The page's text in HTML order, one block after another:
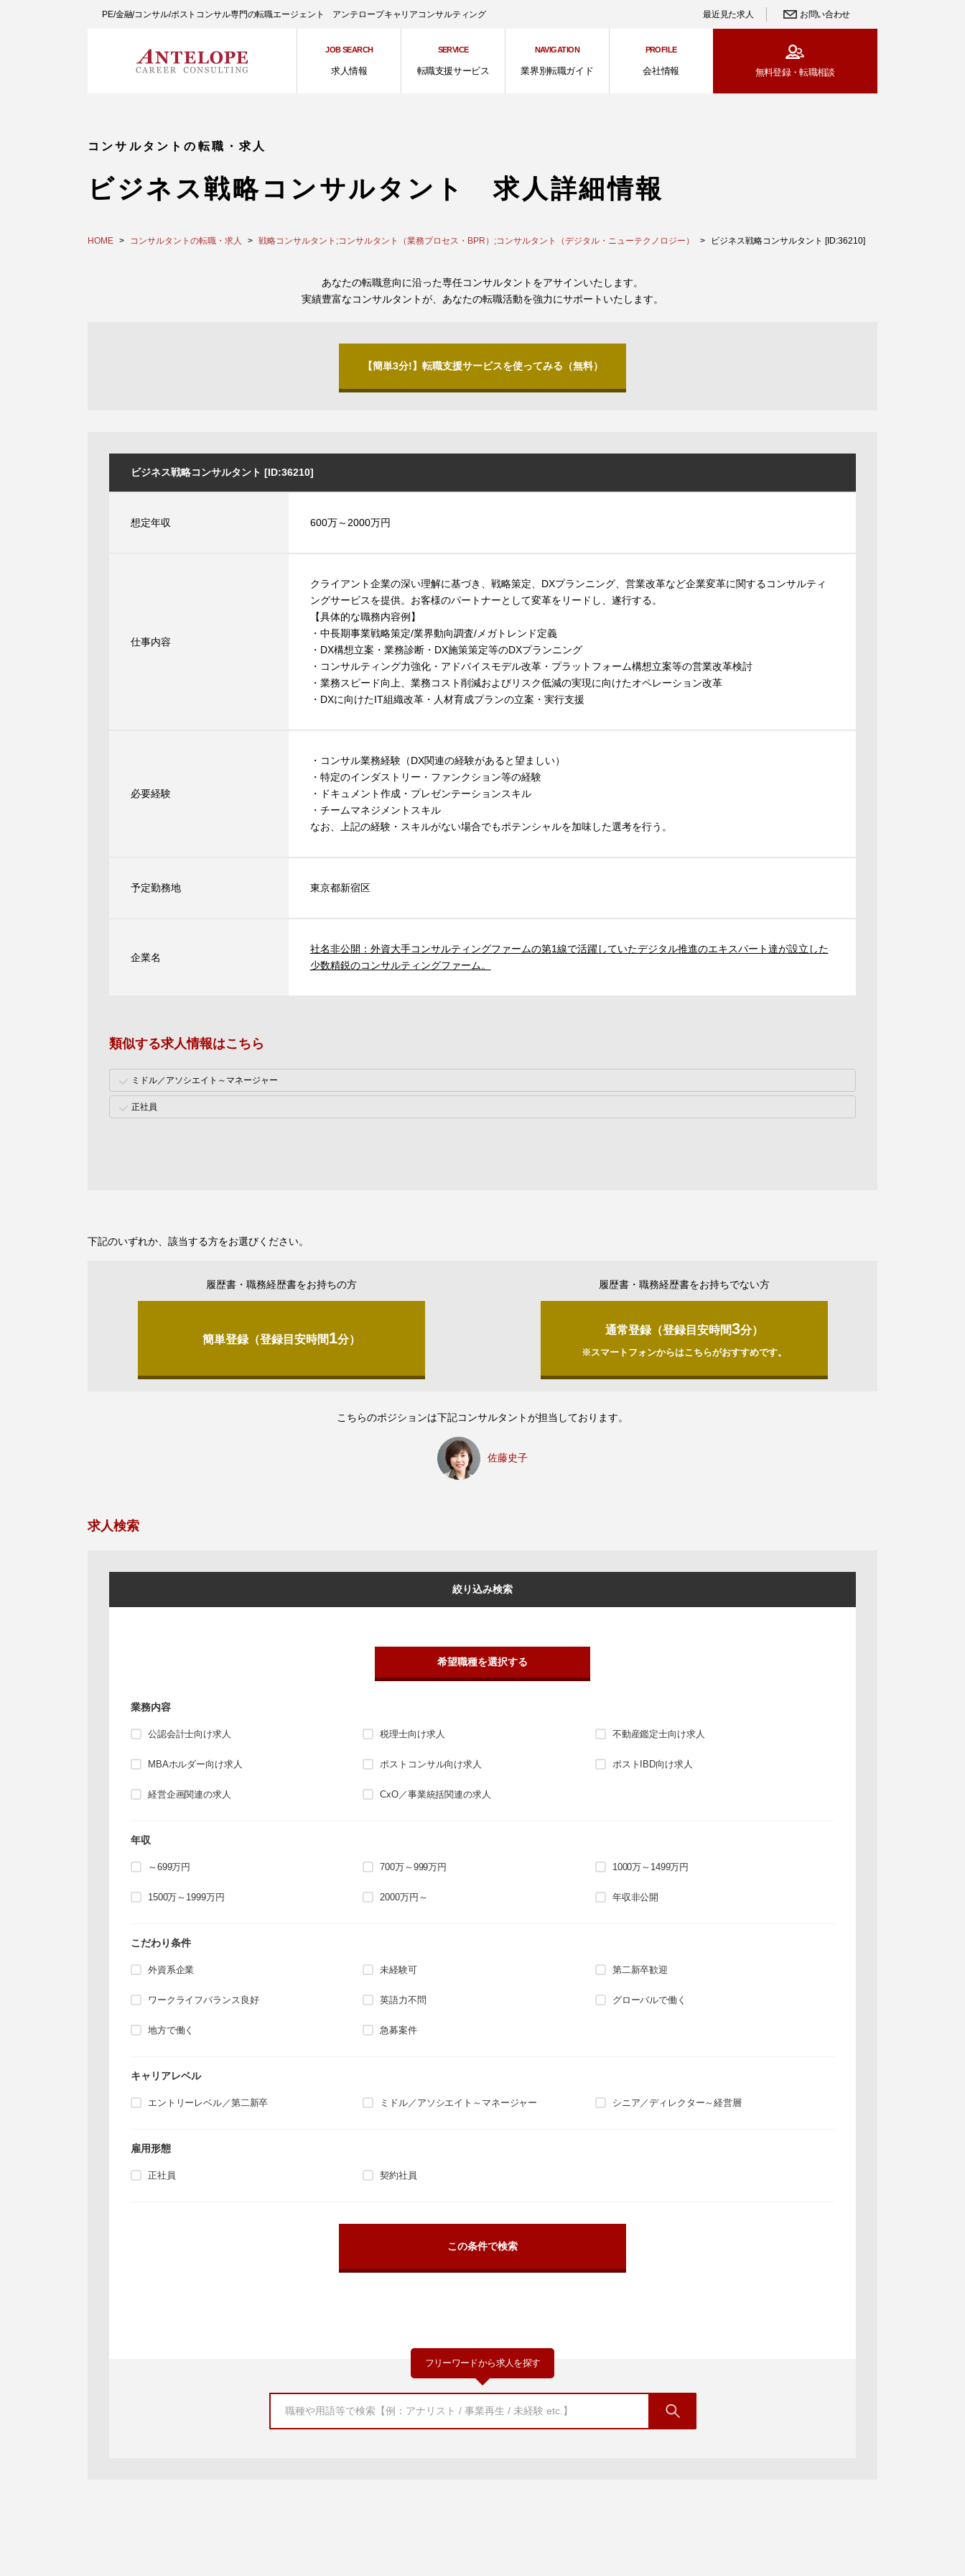
PE/金融/コンサル/ポストコンサル専門の転職エージェント アンテロープキャリアコンサルティング 最近見た求人 お問い合わせ
JOB SEARCH
求人情報
SERVICE
転職支援サービス
NAVIGATION
業界別転職ガイド
PROFILE
会社情報 無料登録・転職相談
コンサルタントの転職・求人
ビジネス戦略コンサルタント 求人詳細情報
HOME コンサルタントの転職・求人 戦略コンサルタント;コンサルタント（業務プロセス・BPR）;コンサルタント（デジタル・ニューテクノロジー） ビジネス戦略コンサルタント [ID:36210]
あなたの転職意向に沿った専任コンサルタントをアサインいたします。
実績豊富なコンサルタントが、あなたの転職活動を強力にサポートいたします。
【簡単3分!】転職支援サービスを使ってみる（無料）
ビジネス戦略コンサルタント [ID:36210]
想定年収 600万～2000万円
仕事内容
クライアント企業の深い理解に基づき、戦略策定、DXプランニング、営業改革など企業変革に関するコンサルティ
ングサービスを提供。お客様のパートナーとして変革をリードし、遂行する。
【具体的な職務内容例】
・中長期事業戦略策定/業界動向調査/メガトレンド定義
・DX構想立案・業務診断・DX施策策定等のDXプランニング
・コンサルティング力強化・アドバイスモデル改革・プラットフォーム構想立案等の営業改革検討
・業務スピード向上、業務コスト削減およびリスク低減の実現に向けたオペレーション改革
・DXに向けたIT組織改革・人材育成プランの立案・実行支援
必要経験
・コンサル業務経験（DX関連の経験があると望ましい）
・特定のインダストリー・ファンクション等の経験
・ドキュメント作成・プレゼンテーションスキル
・チームマネジメントスキル
なお、上記の経験・スキルがない場合でもポテンシャルを加味した選考を行う。
予定勤務地 東京都新宿区
企業名
社名非公開：外資大手コンサルティングファームの第1線で活躍していたデジタル推進のエキスパート達が設立した
少数精鋭のコンサルティングファーム。
類似する求人情報はこちら
ミドル／アソシエイト～マネージャー
正社員
下記のいずれか、該当する方をお選びください。
履歴書・職務経歴書をお持ちの方
簡単登録（登録目安時間1分）
履歴書・職務経歴書をお持ちでない方
通常登録（登録目安時間3分）
※スマートフォンからはこちらがおすすめです。
こちらのポジションは下記コンサルタントが担当しております。
佐藤史子
求人検索
絞り込み検索
希望職種を選択する
業務内容
公認会計士向け求人 税理士向け求人 不動産鑑定士向け求人
MBAホルダー向け求人 ポストコンサル向け求人 ポストIBD向け求人
経営企画関連の求人 CxO／事業統括関連の求人
年収
～699万円 700万～999万円 1000万～1499万円
1500万～1999万円 2000万円～ 年収非公開
こだわり条件
外資系企業 未経験可 第二新卒歓迎
ワークライフバランス良好 英語力不問 グローバルで働く
地方で働く 急募案件
キャリアレベル
エントリーレベル／第二新卒 ミドル／アソシエイト～マネージャー シニア／ディレクター～経営層
雇用形態
正社員 契約社員
フリーワードから求人を探す